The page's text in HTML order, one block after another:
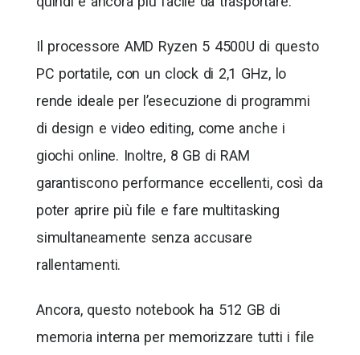
Il processore AMD Ryzen 5 4500U di questo
PC portatile, con un clock di 2,1 GHz, lo
rende ideale per l’esecuzione di programmi
di design e video editing, come anche i
giochi online. Inoltre, 8 GB di RAM
garantiscono performance eccellenti, così da
poter aprire più file e fare multitasking
simultaneamente senza accusare
rallentamenti.
Ancora, questo notebook ha 512 GB di
memoria interna per memorizzare tutti i file